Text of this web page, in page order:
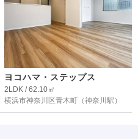
ヨコハマ・ステップス
2LDK / 62.10㎡
横浜市神奈川区青木町 （神奈川駅）